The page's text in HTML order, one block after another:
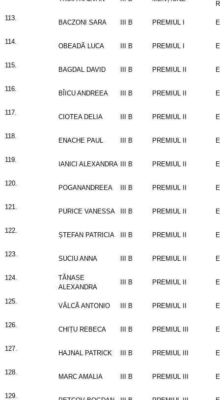
113.
BACZONI SARA III B PREMIUL I
114.
OBEADĂ LUCA III B PREMIUL I
115.
BAGDAL DAVID III B PREMIUL II
116.
BÎICU ANDREEA III B PREMIUL II
117.
CIOTEA DELIA III B PREMIUL II
118.
ENACHE PAUL III B PREMIUL II
119.
IANICI ALEXANDRA III B PREMIUL II
120.
POGANANDREEA III B PREMIUL II
121.
PURICE VANESSA III B PREMIUL II
122.
ȘTEFAN PATRICIA III B PREMIUL II
123.
SUCIU ANNA III B PREMIUL II
124. TĂNASE
ALEXANDRA
III B PREMIUL II
125.
VÂLCĂ ANTONIO III B PREMIUL II
126.
CHIȚU REBECA III B PREMIUL III
127.
HAJNAL PATRICK III B PREMIUL III
128.
MARC AMALIA III B PREMIUL III
129.